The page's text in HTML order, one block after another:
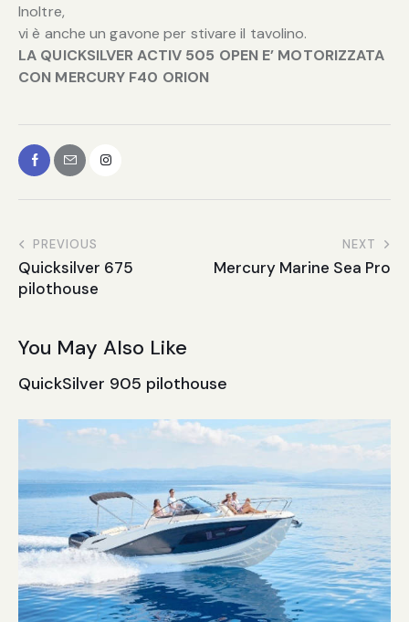
Inoltre,
vi è anche un gavone per stivare il tavolino.
LA QUICKSILVER ACTIV 505 OPEN E’ MOTORIZZATA
CON MERCURY F40 ORION
PREVIOUS
Quicksilver 675
pilothouse
NEXT
Mercury Marine Sea Pro
You May Also Like
QuickSilver 905 pilothouse